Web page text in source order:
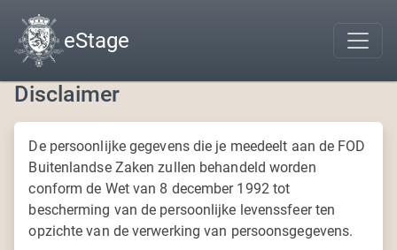
eStage
Disclaimer
De persoonlijke gegevens die je meedeelt aan de FOD
Buitenlandse Zaken zullen behandeld worden
conform de Wet van 8 december 1992 tot
bescherming van de persoonlijke levenssfeer ten
opzichte van de verwerking van persoonsgegevens.